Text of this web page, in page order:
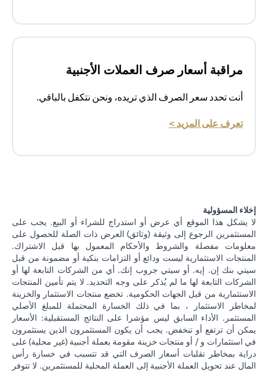
مراقبة أسعار صرف العملات الأجنبية
أنت تحدد سعر الصرف الذي تريده، ونحن نتكفل بالباقي.
تعرف على المزيد >
إخلاء المسؤولية
لا يشكل هذا الموقع أي عرض أو استدراج للشراء أو البيع. يجب على
المستثمرين الرجوع إلى وثيقة (وثائق) العرض ذات الصلة للحصول على
معلومات مفصلة والشروط والأحكام المعمول بها قبل الاشتراك.
المنتجات الاستثمارية ليست ودائع أو التزامات بنكية أو مضمونة من قبل
سيتي بنك إن. إيه. أو سيتي جروب إنك. أي من الشركات التابعة لها أو
الشركات التابعة لها ما لم يُذكر على وجه التحديد. لا يتم تأمين المنتجات
الاستثمارية من قبل الجهات الحكومية. تخضع منتجات الاستثمار والخزينة
لمخاطر الاستثمار ، بما في ذلك الخسارة المحتملة للمبلغ الأصلي
المستثمر. الأداء السابق ليس مؤشرا على النتائج المستقبلية: الأسعار
يمكن أن ترتفع أو تنخفض. يجب أن يكون المستثمرون الذين يستثمرون
في استثمارات و / أو منتجات خزينة مقومة بعملة أجنبية (غير محلية) على
دراية بمخاطر تقلبات أسعار الصرف التي قد تتسبب في خسارة رأس
المال عند تحويل العملة الأجنبية إلى العملة المحلية للمستثمرين. لا تتوفر